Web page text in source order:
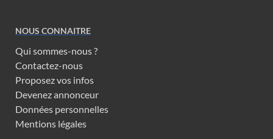
NOUS CONNAITRE
Qui sommes-nous ?
Contactez-nous
Proposez vos infos
Devenez annonceur
Données personnelles
Mentions légales